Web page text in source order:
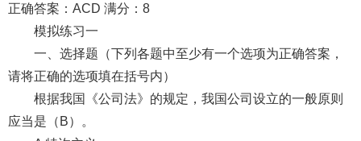
正确答案：ACD 满分：8
模拟练习一
一、选择题（下列各题中至少有一个选项为正确答案，
请将正确的选项填在括号内）
根据我国《公司法》的规定，我国公司设立的一般原则
应当是（B）。